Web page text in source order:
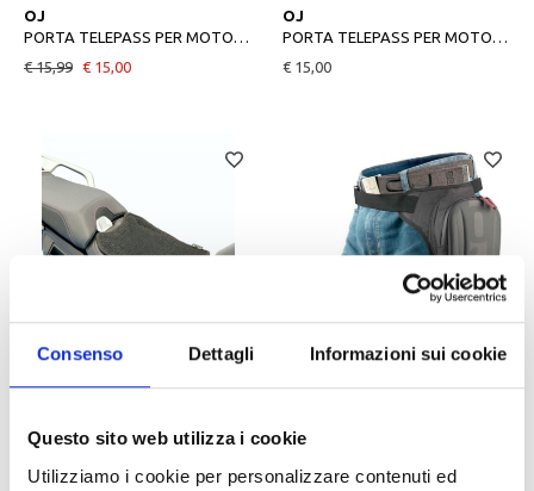
Consenso Dettagli Informazioni sui cookie
Questo sito web utilizza i cookie
Utilizziamo i cookie per personalizzare contenuti ed
UNICA
OJ
€ 15,99 € 15,00
UNICA
OJ
€ 15,00
-15%
M
OJ
€ 39,99 € 33,99
-15%
UNICA
OJ
€ 34,99